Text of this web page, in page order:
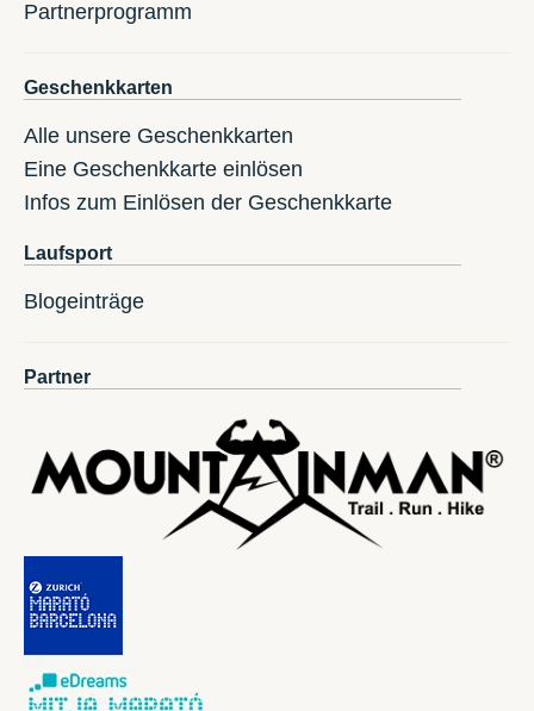
Partnerprogramm
Geschenkkarten
Alle unsere Geschenkkarten
Eine Geschenkkarte einlösen
Infos zum Einlösen der Geschenkkarte
Laufsport
Blogeinträge
Partner